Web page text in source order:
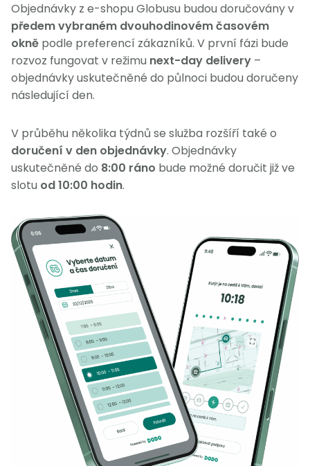
Objednávky z e-shopu Globusu budou doručovány v
předem vybraném dvouhodinovém časovém
okně podle preferencí zákazníků. V první fázi bude
rozvoz fungovat v režimu next-day delivery –
objednávky uskutečněné do půlnoci budou doručeny
následující den.
V průběhu několika týdnů se služba rozšíří také o
doručení v den objednávky. Objednávky
uskutečněné do 8:00 ráno bude možné doručit již ve
slotu od 10:00 hodin.